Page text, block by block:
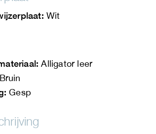
Wit
Alligator leer
Bruin
Gesp